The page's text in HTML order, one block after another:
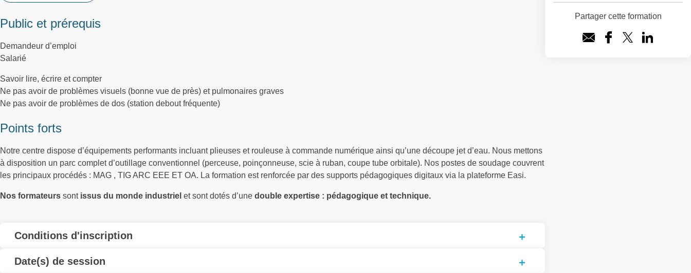
Public et prérequis
Demandeur d’emploi
Salarié
Savoir lire, écrire et compter
Ne pas avoir de problèmes visuels (bonne vue de près) et pulmonaires graves
Ne pas avoir de problèmes de dos (station debout fréquente)
Points forts
Notre centre dispose d’équipements performants incluant plieuses et rouleuse à commande numérique ainsi qu’une découpe jet d’eau. Nous mettons
à disposition un parc complet d’outillage conventionnel (perceuse, poinçonneuse, scie à ruban, coupe tube orbitale). Nos postes de soudage couvrent
les principaux procédés : MAG , TIG ARC EEE ET OA. La formation est renforcée par des supports pédagogiques digitaux via la plateforme Easi.
Nos formateurs sont issus du monde industriel et sont dotés d’une double expertise : pédagogique et technique.
Conditions d'inscription
Date(s) de session
Partager cette formation